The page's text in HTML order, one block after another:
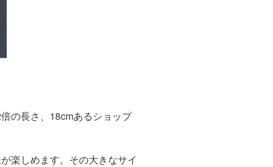
の長さ、18cmあるショップ
楽しめます。その大きなサイ